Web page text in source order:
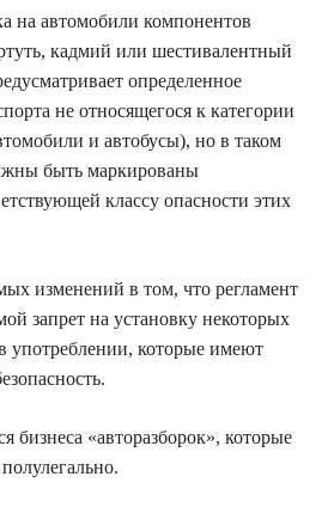
на автомобили компонентов
кадмий или шестивалентный
определенное
не относящегося к категории
и автобусы), но в таком
быть маркированы
классу опасности этих
изменений в том, что регламент
запрет на установку некоторых
употреблении, которые имеют
бизнеса «авторазборок», которые